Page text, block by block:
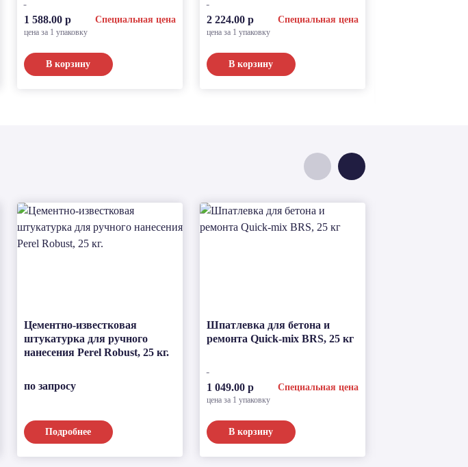
1 588.00 р Специальная цена
цена за 1 упаковку
В корзину
2 224.00 р Специальная цена
цена за 1 упаковку
В корзину
Цементно-известковая
штукатурка для ручного
нанесения Perel Robust, 25 кг.
по запросу
Подробнее
Шпатлевка для бетона и
ремонта Quick-mix BRS, 25 кг
1 049.00 р Специальная цена
цена за 1 упаковку
В корзину